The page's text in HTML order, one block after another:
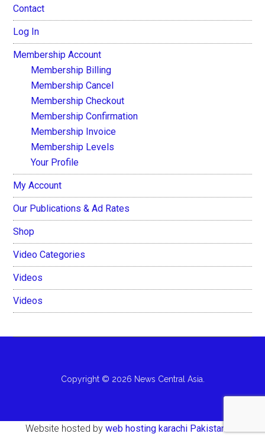
Contact
Log In
Membership Account
Membership Billing
Membership Cancel
Membership Checkout
Membership Confirmation
Membership Invoice
Membership Levels
Your Profile
My Account
Our Publications & Ad Rates
Shop
Video Categories
Videos
Videos
Copyright © 2026 News Central Asia.
Website hosted by web hosting karachi Pakistan